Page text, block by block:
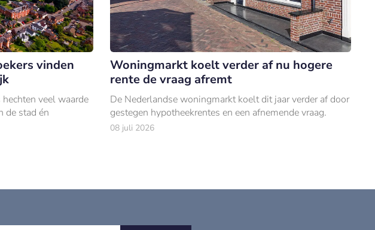
vinden
veel waarde
de stad én
Woningmarkt koelt verder af nu hogere
rente de vraag afremt
De Nederlandse woningmarkt koelt dit jaar verder af door
gestegen hypotheekrentes en een afnemende vraag.
08 juli 2026